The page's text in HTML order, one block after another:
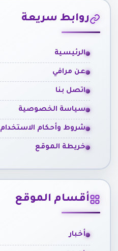
روابط سريعة
الرئيسية
عن مرافي
اتصل بنا
سياسة الخصوصية
شروط وأحكام الاستخدام
خريطة الموقع
أقسام الموقع
أخبار